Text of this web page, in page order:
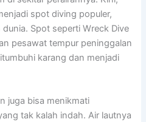
spot diving populer,
Spot seperti Wreck Dive
pesawat tempur peninggalan
karang dan menjadi
juga bisa menikmati
tak kalah indah. Air lautnya